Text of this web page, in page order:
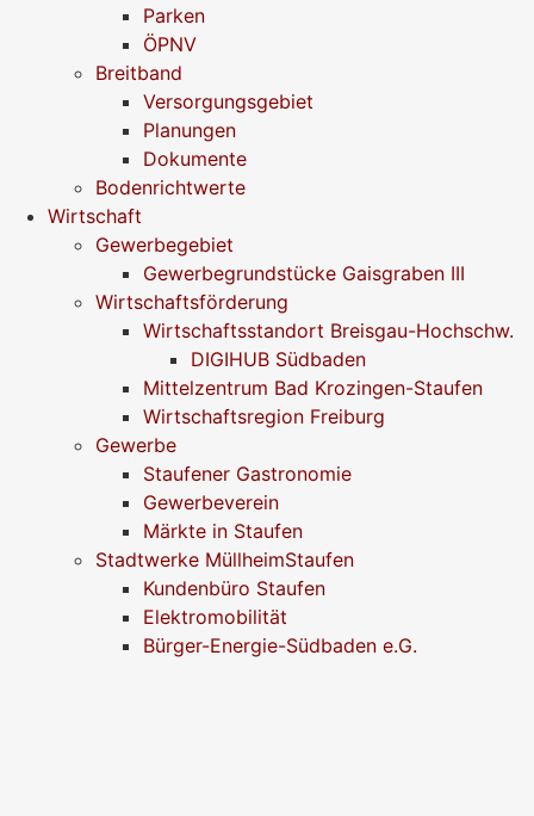
Parken
ÖPNV
Breitband
Versorgungsgebiet
Planungen
Dokumente
Bodenrichtwerte
Wirtschaft
Gewerbegebiet
Gewerbegrundstücke Gaisgraben III
Wirtschaftsförderung
Wirtschaftsstandort Breisgau-Hochschw.
DIGIHUB Südbaden
Mittelzentrum Bad Krozingen-Staufen
Wirtschaftsregion Freiburg
Gewerbe
Staufener Gastronomie
Gewerbeverein
Märkte in Staufen
Stadtwerke MüllheimStaufen
Kundenbüro Staufen
Elektromobilität
Bürger-Energie-Südbaden e.G.